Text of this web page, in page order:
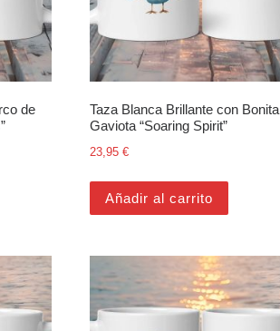
de
Taza Blanca Brillante con Bonita
Gaviota “Soaring Spirit”
23,95 €
Añadir al carrito